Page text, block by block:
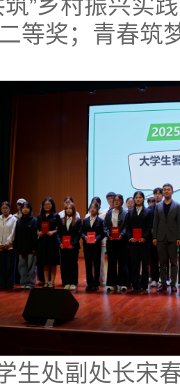
筑”乡村振兴实
等奖；青春筑
生处副处长宋